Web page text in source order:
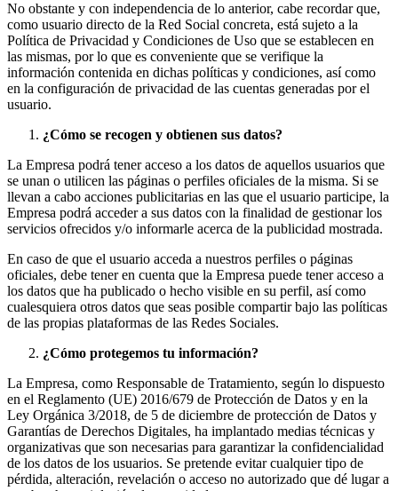
No obstante y con independencia de lo anterior, cabe recordar que,
como usuario directo de la Red Social concreta, está sujeto a la
Política de Privacidad y Condiciones de Uso que se establecen en
las mismas, por lo que es conveniente que se verifique la
información contenida en dichas políticas y condiciones, así como
en la configuración de privacidad de las cuentas generadas por el
usuario.
¿Cómo se recogen y obtienen sus datos?
La Empresa podrá tener acceso a los datos de aquellos usuarios que
se unan o utilicen las páginas o perfiles oficiales de la misma. Si se
llevan a cabo acciones publicitarias en las que el usuario participe, la
Empresa podrá acceder a sus datos con la finalidad de gestionar los
servicios ofrecidos y/o informarle acerca de la publicidad mostrada.
En caso de que el usuario acceda a nuestros perfiles o páginas
oficiales, debe tener en cuenta que la Empresa puede tener acceso a
los datos que ha publicado o hecho visible en su perfil, así como
cualesquiera otros datos que seas posible compartir bajo las políticas
de las propias plataformas de las Redes Sociales.
¿Cómo protegemos tu información?
La Empresa, como Responsable de Tratamiento, según lo dispuesto
en el Reglamento (UE) 2016/679 de Protección de Datos y en la
Ley Orgánica 3/2018, de 5 de diciembre de protección de Datos y
Garantías de Derechos Digitales, ha implantado medias técnicas y
organizativas que son necesarias para garantizar la confidencialidad
de los datos de los usuarios. Se pretende evitar cualquier tipo de
pérdida, alteración, revelación o acceso no autorizado que dé lugar a